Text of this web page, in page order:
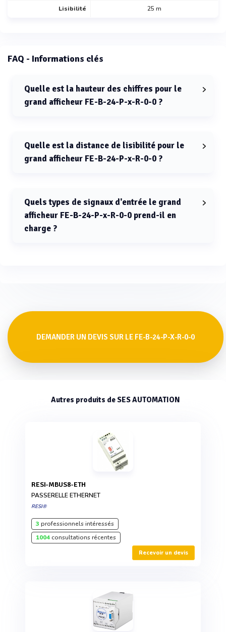
Lisibilité 25 m
FAQ - Informations clés
Quelle est la hauteur des chiffres pour le
grand afficheur FE-B-24-P-x-R-0-0 ?
Quelle est la distance de lisibilité pour le
grand afficheur FE-B-24-P-x-R-0-0 ?
Quels types de signaux d'entrée le grand
afficheur FE-B-24-P-x-R-0-0 prend-il en
charge ?
DEMANDER UN DEVIS SUR LE FE-B-24-P-X-R-0-0
Autres produits de SES AUTOMATION
RESI-MBUS8-ETH
PASSERELLE ETHERNET
RESI®
3 professionnels intéressés
1004consultations récentes
Recevoir un devis